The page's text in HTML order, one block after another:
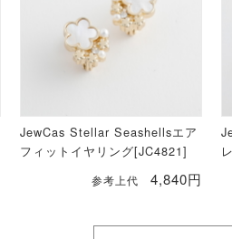
JewCas Stellar Seashellsエア
フィットイヤリング[JC4821]
参考上代 4,840円